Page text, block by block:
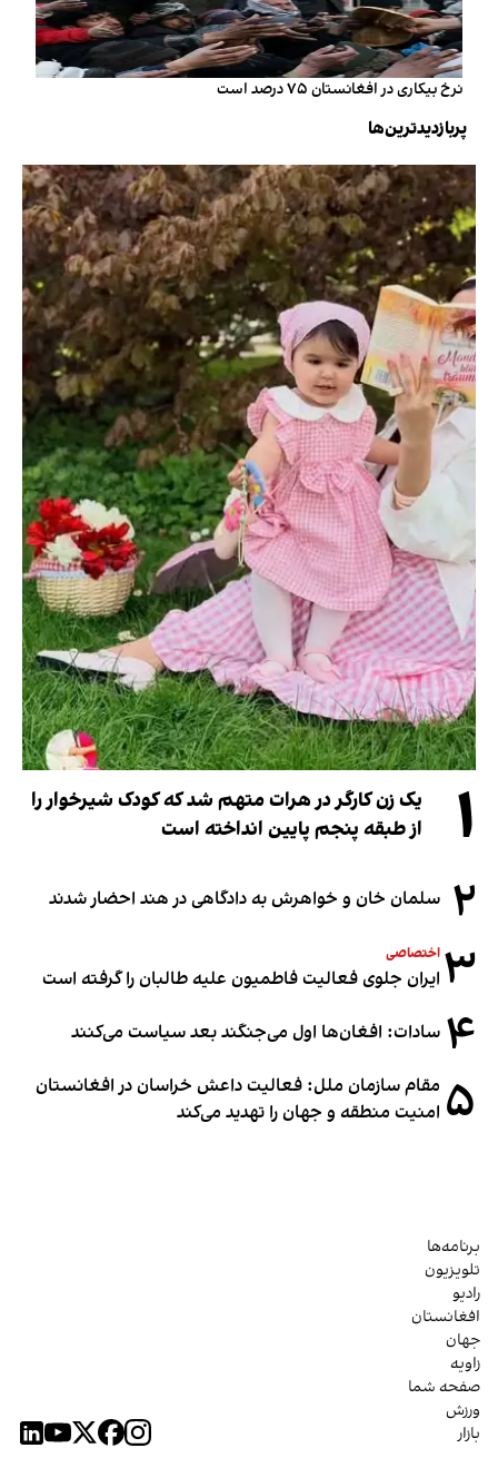
نرخ بیکاری در افغانستان ۷۵ درصد است
پربازدیدترین‌ها
۱
یک زن کارگر در هرات متهم شد که کودک شیرخوار را
از طبقه پنجم پایین انداخته است
۲ سلمان خان و خواهرش به دادگاهی در هند احضار شدند
۳ اختصاصی
ایران جلوی فعالیت فاطمیون علیه طالبان را گرفته است
۴ سادات: افغان‌ها اول می‌جنگند بعد سیاست می‌کنند
۵ مقام سازمان ملل: فعالیت داعش خراسان در افغانستان
امنیت منطقه و جهان را تهدید می‌کند
برنامه‌ها
تلویزیون
رادیو
افغانستان
جهان
زاویه
صفحه شما
ورزش
بازار